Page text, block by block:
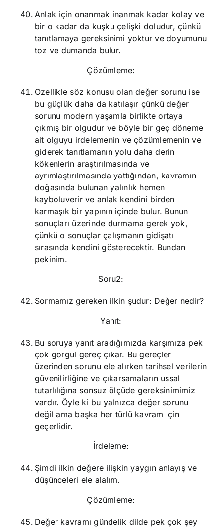
Anlak için onanmak inanmak kadar kolay ve
bir o kadar da kuşku çelişki doludur, çünkü
tanıtlamaya gereksinimi yoktur ve doyumunu
toz ve dumanda bulur.
Çözümleme:
Özellikle söz konusu olan değer sorunu ise
bu güçlük daha da katılaşır çünkü değer
sorunu modern yaşamla birlikte ortaya
çıkmış bir olgudur ve böyle bir geç döneme
ait olguyu irdelemenin ve çözümlemenin ve
giderek tanıtlamanın yolu daha derin
kökenlerin araştırılmasında ve
ayrımlaştırılmasında yattığından, kavramın
doğasında bulunan yalınlık hemen
kayboluverir ve anlak kendini birden
karmaşık bir yapının içinde bulur. Bunun
sonuçları üzerinde durmama gerek yok,
çünkü o sonuçlar çalışmanın gidişatı
sırasında kendini gösterecektir. Bundan
pekinim.
Soru2:
Sormamız gereken ilkin şudur: Değer nedir?
Yanıt:
Bu soruya yanıt aradığımızda karşımıza pek
çok görgül gereç çıkar. Bu gereçler
üzerinden sorunu ele alırken tarihsel verilerin
güvenilirliğine ve çıkarsamaların ussal
tutarlılığına sonsuz ölçüde gereksinimimiz
vardır. Öyle ki bu yalnızca değer sorunu
değil ama başka her türlü kavram için
geçerlidir.
İrdeleme:
Şimdi ilkin değere ilişkin yaygın anlayış ve
düşünceleri ele alalım.
Çözümleme:
Değer kavramı gündelik dilde pek çok şey